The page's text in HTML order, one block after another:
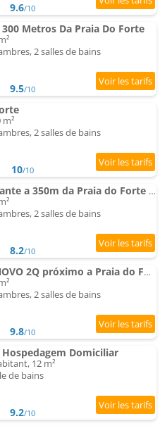
9.6/10
Metros Da Praia Do Forte
2 salles de bains
9.5/10
2 salles de bains
10/10
Apto Aconchegante a 350m da Praia do Forte ECF0306
2 salles de bains
8.2/10
Apartamento NOVO 2Q próximo a Praia do Forte
2 salles de bains
9.8/10
Domiciliar
12 m²
de bains
9.2/10